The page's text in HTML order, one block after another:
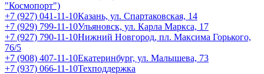
"Космопорт")
+7 (927) 041-11-10Казань, ул. Спартаковская, 14
+7 (929) 799-11-10Ульяновск, ул. Карла Маркса, 17
+7 (927) 790-11-10Нижний Новгород, пл. Максима Горького,
76/5
+7 (908) 407-11-10Екатеринбург, ул. Малышева, 73
+7 (937) 066-11-10Техподдержка